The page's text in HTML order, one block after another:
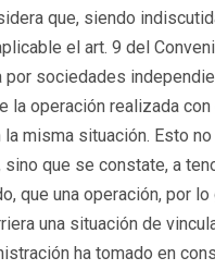
que, siendo
el art. 9 del
por sociedades
la operación realizada
misma situación. Esto
que se constate, a
que una operación, por
una situación de
ha tomado en